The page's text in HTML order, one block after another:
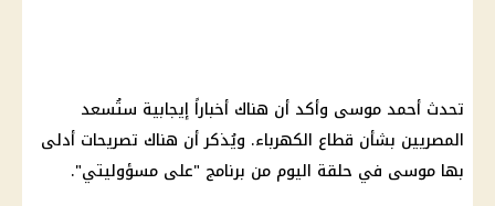
تحدث أحمد موسى وأكد أن هناك أخباراً إيجابية ستُسعد
المصريين بشأن قطاع الكهرباء. ويُذكر أن هناك تصريحات أدلى
بها موسى في حلقة اليوم من برنامج "على مسؤوليتي".